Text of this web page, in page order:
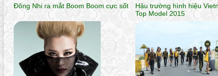
Đông Nhi ra mắt Boom Boom cực sốt
Hậu trường hình hiệu
Top Model 2015